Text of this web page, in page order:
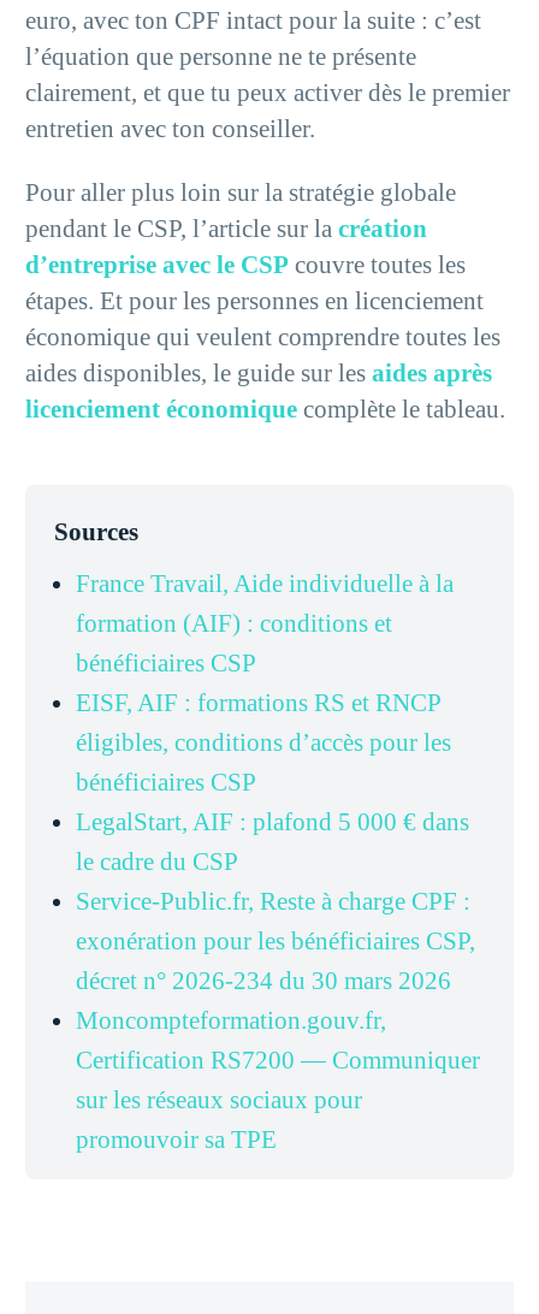
euro, avec ton CPF intact pour la suite : c’est
l’équation que personne ne te présente
clairement, et que tu peux activer dès le premier
entretien avec ton conseiller.
Pour aller plus loin sur la stratégie globale
pendant le CSP, l’article sur la création
d’entreprise avec le CSP couvre toutes les
étapes. Et pour les personnes en licenciement
économique qui veulent comprendre toutes les
aides disponibles, le guide sur les aides après
licenciement économique complète le tableau.
Sources
France Travail, Aide individuelle à la
formation (AIF) : conditions et
bénéficiaires CSP
EISF, AIF : formations RS et RNCP
éligibles, conditions d’accès pour les
bénéficiaires CSP
LegalStart, AIF : plafond 5 000 € dans
le cadre du CSP
Service-Public.fr, Reste à charge CPF :
exonération pour les bénéficiaires CSP,
décret n° 2026-234 du 30 mars 2026
Moncompteformation.gouv.fr,
Certification RS7200 — Communiquer
sur les réseaux sociaux pour
promouvoir sa TPE